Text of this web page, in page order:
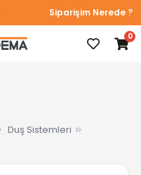
Siparişim Nerede ?
0
Duş Sistemleri